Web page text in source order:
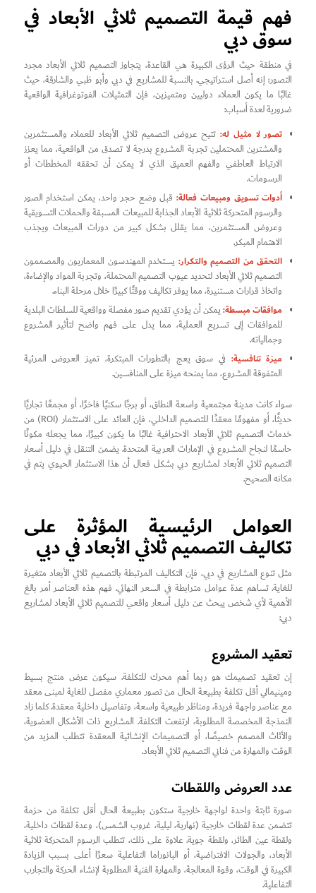
فهم قيمة التصميم ثلاثي الأبعاد في
سوق دبي
في منطقة حيث الرؤى الكبيرة هي القاعدة، يتجاوز التصميم ثلاثي الأبعاد مجرد
التصور؛ إنه أصل استراتيجي. بالنسبة للمشاريع في دبي وأبو ظبي والشارقة، حيث
غالبًا ما يكون العملاء دوليين ومتميزين، فإن التمثيلات الفوتوغرافية الواقعية
ضرورية لعدة أسباب:
تصور لا مثيل له:تتيح عروض التصميم ثلاثي الأبعاد للعملاء والمستثمرين
والمشترين المحتملين تجربة المشروع بدرجة لا تصدق من الواقعية، مما يعزز
الارتباط العاطفي والفهم العميق الذي لا يمكن أن تحققه المخططات أو
الرسومات.
أدوات تسويق ومبيعات فعالة:قبل وضع حجر واحد، يمكن استخدام الصور
والرسوم المتحركة ثلاثية الأبعاد الجذابة للمبيعات المسبقة والحملات التسويقية
وعروض المستثمرين، مما يقلل بشكل كبير من دورات المبيعات ويجذب
الاهتمام المبكر.
التحقق من التصميم والتكرار: يستخدم المهندسون المعماريون والمصممون
التصميم ثلاثي الأبعاد لتحديد عيوب التصميم المحتملة، وتجربة المواد والإضاءة،
واتخاذ قرارات مستنيرة، مما يوفر تكاليف ووقتًا كبيرًا خلال مرحلة البناء.
موافقات مبسطة:يمكن أن يؤدي تقديم صور مفصلة وواقعية للسلطات البلدية
للموافقات إلى تسريع العملية، مما يدل على فهم واضح لتأثير المشروع
وجمالياته.
ميزة تنافسية: في سوق يعج بالتطورات المبتكرة، تميز العروض المرئية
المتفوقة المشروع، مما يمنحه ميزة على المنافسين.
سواء كانت مدينة مجتمعية واسعة النطاق، أو برجًا سكنيًا فاخرًا، أو مجمعًا تجاريًا
حديثًا، أو مفهومًا معقدًا للتصميم الداخلي، فإن العائد على الاستثمار (ROI) من
خدمات التصميم ثلاثي الأبعاد الاحترافية غالبًا ما يكون كبيرًا، مما يجعله مكونًا
حاسمًا لنجاح المشروع في الإمارات العربية المتحدة. يضمن التنقل في دليل أسعار
التصميم ثلاثي الأبعاد لمشاريع دبي بشكل فعال أن هذا الاستثمار الحيوي يتم في
مكانه الصحيح.
العوامل الرئيسية المؤثرة على
تكاليف التصميم ثلاثي الأبعاد في دبي
مثل تنوع المشاريع في دبي، فإن التكاليف المرتبطة بالتصميم ثلاثي الأبعاد متغيرة
للغاية. تساهم عدة عوامل مترابطة في السعر النهائي. فهم هذه العناصر أمر بالغ
الأهمية لأي شخص يبحث عن دليل أسعار واقعي للتصميم ثلاثي الأبعاد لمشاريع
دبي:
تعقيد المشروع
إن تعقيد تصميمك هو ربما أهم محرك للتكلفة. سيكون عرض منتج بسيط
ومينيمالي أقل تكلفة بطبيعة الحال من تصور معماري مفصل للغاية لمبنى معقد
مع عناصر واجهة فريدة، ومناظر طبيعية واسعة، وتفاصيل داخلية معقدة. كلما زاد
النمذجة المخصصة المطلوبة، ارتفعت التكلفة. المشاريع ذات الأشكال العضوية،
والأثاث المصمم خصيصًا، أو التصميمات الإنشائية المعقدة تتطلب المزيد من
الوقت والمهارة من فناني التصميم ثلاثي الأبعاد.
عدد العروض واللقطات
صورة ثابتة واحدة لواجهة خارجية ستكون بطبيعة الحال أقل تكلفة من حزمة
تتضمن عدة لقطات خارجية (نهارية، ليلية، غروب الشمس)، وعدة لقطات داخلية،
ولقطة عين الطائر، ولقطة جوية. علاوة على ذلك، تتطلب الرسوم المتحركة ثلاثية
الأبعاد، والجولات الافتراضية، أو البانوراما التفاعلية سعرًا أعلى بسبب الزيادة
الكبيرة في الوقت، وقوة المعالجة، والمهارة الفنية المطلوبة لإنشاء الحركة والتجارب
التفاعلية.